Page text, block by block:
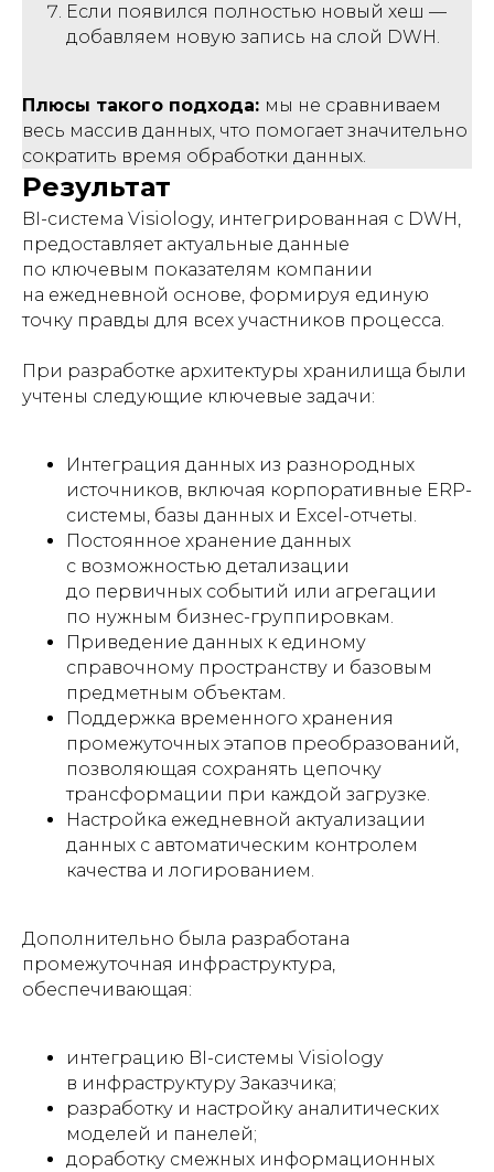
Если появился полностью новый хеш —
добавляем новую запись на слой DWH.
Плюсы такого подхода: мы не сравниваем
весь массив данных, что помогает значительно
сократить время обработки данных.
Результат
BI-система Visiology, интегрированная с DWH,
предоставляет актуальные данные
по ключевым показателям компании
на ежедневной основе, формируя единую
точку правды для всех участников процесса.
При разработке архитектуры хранилища были
учтены следующие ключевые задачи:
Интеграция данных из разнородных
источников, включая корпоративные ERP-
системы, базы данных и Excel-отчеты.
Постоянное хранение данных
с возможностью детализации
до первичных событий или агрегации
по нужным бизнес-группировкам.
Приведение данных к единому
справочному пространству и базовым
предметным объектам.
Поддержка временного хранения
промежуточных этапов преобразований,
позволяющая сохранять цепочку
трансформации при каждой загрузке.
Настройка ежедневной актуализации
данных с автоматическим контролем
качества и логированием.
Дополнительно была разработана
промежуточная инфраструктура,
обеспечивающая:
интеграцию BI-системы Visiology
в инфраструктуру Заказчика;
разработку и настройку аналитических
моделей и панелей;
доработку смежных информационных